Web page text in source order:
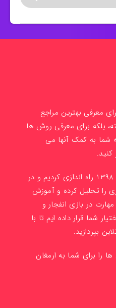
معرفی بهترین مراجع
بلکه برای معرفی روش ها
به کمک آنها می
کنید.
ما این وب سایت را در سال 1398 راه اندازی کردیم و در
را تحلیل کرده و آموزش
در بازی انفجار و
شما قرار داده ایم تا با
بپردازید.
ها را برای شما به ارمغان